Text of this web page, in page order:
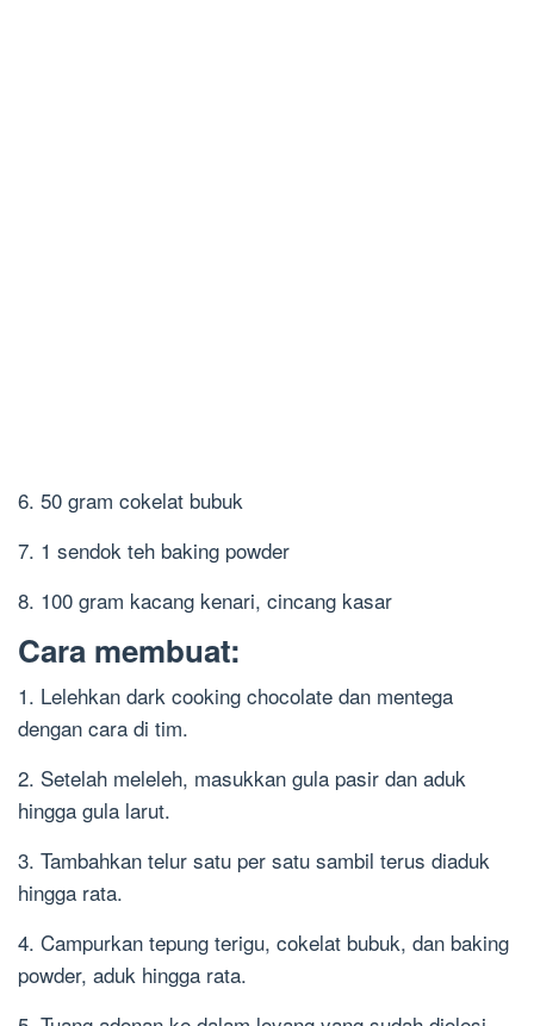
6. 50 gram cokelat bubuk
7. 1 sendok teh baking powder
8. 100 gram kacang kenari, cincang kasar
Cara membuat:
1. Lelehkan dark cooking chocolate dan mentega
dengan cara di tim.
2. Setelah meleleh, masukkan gula pasir dan aduk
hingga gula larut.
3. Tambahkan telur satu per satu sambil terus diaduk
hingga rata.
4. Campurkan tepung terigu, cokelat bubuk, dan baking
powder, aduk hingga rata.